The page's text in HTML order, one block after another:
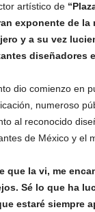
artístico de
exponente de la
y a su vez
diseñadores
dio comienzo en
numeroso
al reconocido
de México y el
que la vi, me
Sé lo que ha
estaré siempre